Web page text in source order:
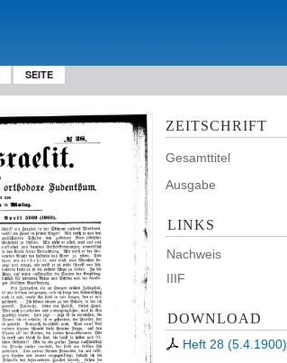
SEITE
ZEITSCHRIFT
Gesamttitel
Ausgabe
LINKS
Nachweis
IIIF
DOWNLOAD
Heft 28 (5.4.1900)